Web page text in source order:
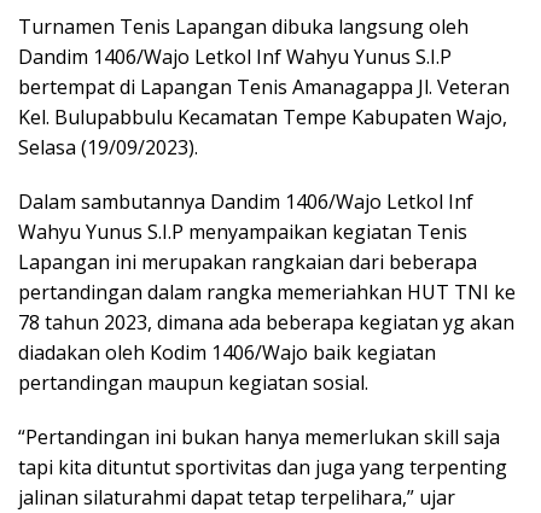
Turnamen Tenis Lapangan dibuka langsung oleh
Dandim 1406/Wajo Letkol Inf Wahyu Yunus S.I.P
bertempat di Lapangan Tenis Amanagappa Jl. Veteran
Kel. Bulupabbulu Kecamatan Tempe Kabupaten Wajo,
Selasa (19/09/2023).
Dalam sambutannya Dandim 1406/Wajo Letkol Inf
Wahyu Yunus S.I.P menyampaikan kegiatan Tenis
Lapangan ini merupakan rangkaian dari beberapa
pertandingan dalam rangka memeriahkan HUT TNI ke
78 tahun 2023, dimana ada beberapa kegiatan yg akan
diadakan oleh Kodim 1406/Wajo baik kegiatan
pertandingan maupun kegiatan sosial.
“Pertandingan ini bukan hanya memerlukan skill saja
tapi kita dituntut sportivitas dan juga yang terpenting
jalinan silaturahmi dapat tetap terpelihara,” ujar